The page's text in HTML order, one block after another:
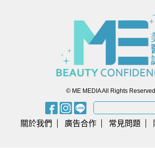
© ME MEDIA All Rights Reserved.
關於我們 廣告合作 常見問題